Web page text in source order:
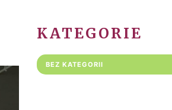
KATEGORIE
BEZ KATEGORII